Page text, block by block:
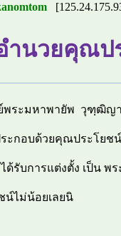
ำนวยคุณป
พระมหาพายัพ วุฑฺฒิญ
ะกอบด้วยคุณประโยชน์
ด้รับการแต่งตั้ง เป็น
น์ไม่น้อยเลยนิ